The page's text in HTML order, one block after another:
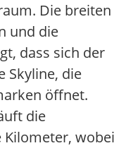
Die breiten
und die
dass sich der
Skyline, die
öffnet.
die
wobei